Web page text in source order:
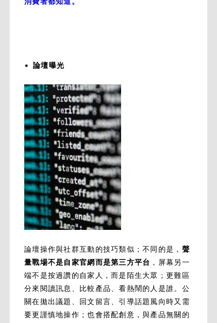
論壇曝光
論壇操作與社群互動的技巧類似；不同的是， 聲
量戰場不是自家官網而是第三方平台 ，屏幕另一
端不是按過讚的自家人，而是陌生大眾；更難區
分來閱讀訊息、比較產品、看熱鬧的人是誰。公
關在拋出議題、回文留言、引導話題風向時又需
要更謹慎地操作；也會搭配創意，與產品無關的